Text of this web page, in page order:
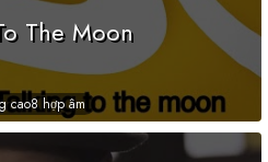
The Moon
cao8 hợp âm